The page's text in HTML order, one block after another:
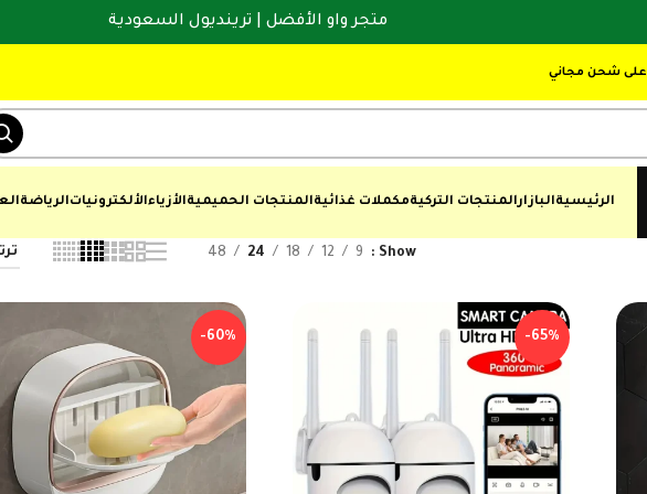
الرئيسيةالبازارالمنتجات التركيةمكملات غذائيةالمنتجات الحميميةالأزياءالألكترونياتالرياضة
Show
9
12
18
24
48
-65%
-60%
متجر واو الأفضل | ترينديول السعودية